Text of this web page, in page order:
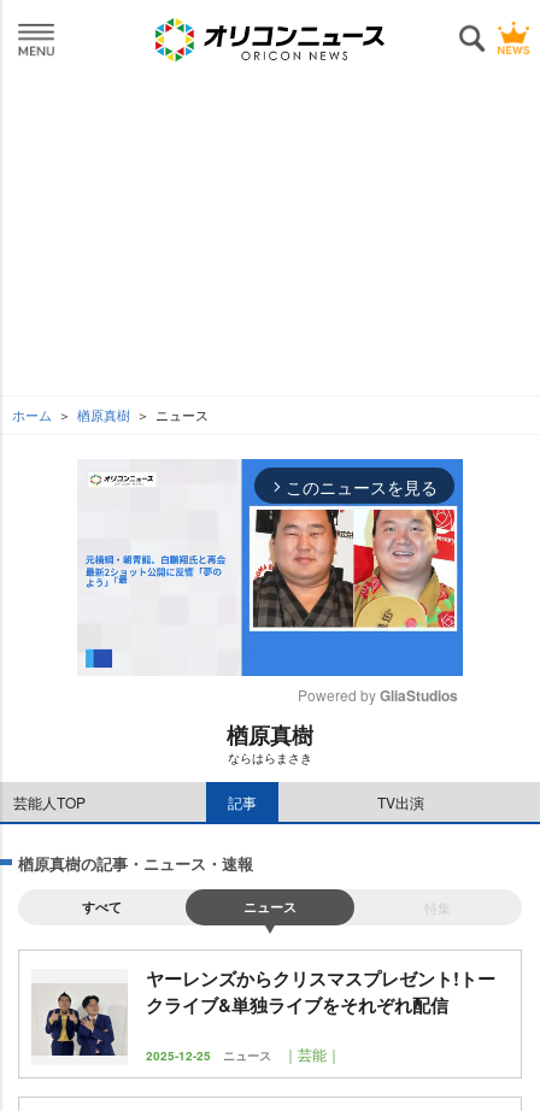
ホーム 楢原真樹 ニュース
arrow_forward_ios このニュースを見る
e
Powered by GliaStudios
楢原真樹
ならはらまさき
芸能人TOP 記事 TV出演
楢原真樹の記事・ニュース・速報
すべて ニュース 特集
ヤーレンズからクリスマスプレゼント!トー
クライブ&単独ライブをそれぞれ配信
2025-12-25 ニュース ｜芸能｜